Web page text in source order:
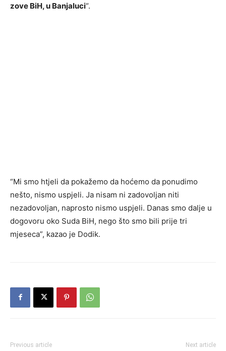
zove BiH, u Banjaluci“.
“Mi smo htjeli da pokažemo da hoćemo da ponudimo
nešto, nismo uspjeli. Ja nisam ni zadovoljan niti
nezadovoljan, naprosto nismo uspjeli. Danas smo dalje u
dogovoru oko Suda BiH, nego što smo bili prije tri
mjeseca”, kazao je Dodik.
Previous article Next article